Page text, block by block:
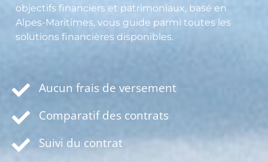
objectifs financiers et patrimoniaux, basé en
Alpes-Maritimes, vous guide parmi toutes les
solutions financières disponibles.
Aucun frais de versement
Comparatif des contrats
Suivi du contrat